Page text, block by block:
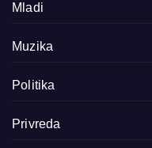
Mladi
Muzika
Politika
Privreda